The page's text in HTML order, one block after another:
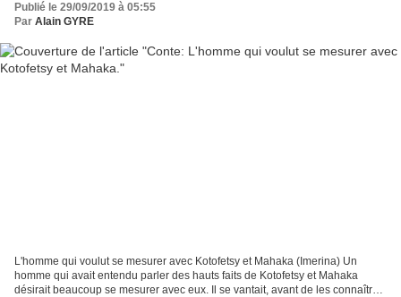
Publié le 29/09/2019 à 05:55
Par Alain GYRE
L'homme qui voulut se mesurer avec Kotofetsy et Mahaka (Imerina) Un
homme qui avait entendu parler des hauts faits de Kotofetsy et Mahaka
désirait beaucoup se mesurer avec eux. Il se vantait, avant de les connaître,